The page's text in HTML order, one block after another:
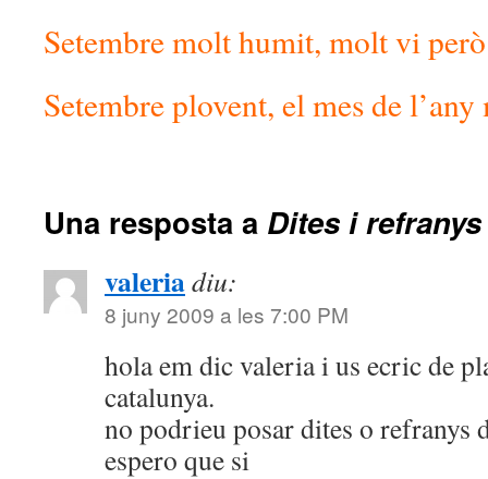
Setembre molt humit, molt vi
Setembre plovent, el mes de l’any
Una resposta a Dites i refranys
valeriadiu:
8 juny 2009 a les 7:00 PM
hola em dic valeria i us ecric de
catalunya.
no podrieu posar dites o refranys
espero que si